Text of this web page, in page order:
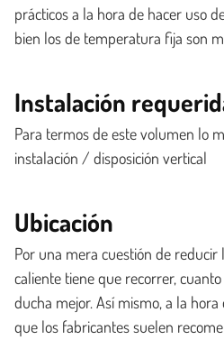
prácticos a la hora de hacer uso
bien los de temperatura fija son
Instalación
Para termos de este volumen lo
instalación / disposición vertical
Ubicación
Por una mera cuestión de reducir
caliente tiene que recorrer,
ducha mejor. Así mismo, a la
que los fabricantes suelen